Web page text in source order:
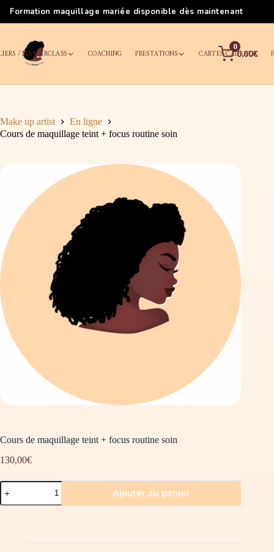
Formation maquillage mariée disponible dès maintenant
/ MASTERCLASS COACHING PRESTATIONS CARTES-CADEAUX
0
0,00€
Make up artist
En ligne
Cours de maquillage teint + focus routine soin
Cours de maquillage teint + focus routine soin
130,00€
Ajouter au panier